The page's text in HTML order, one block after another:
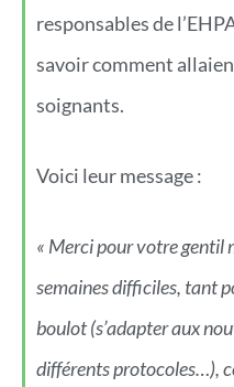
responsables de
savoir comment
soignants.
Voici leur message :
« Merci pour votre gentil
semaines difficiles, tant
boulot (s’adapter aux
différents protocoles…),